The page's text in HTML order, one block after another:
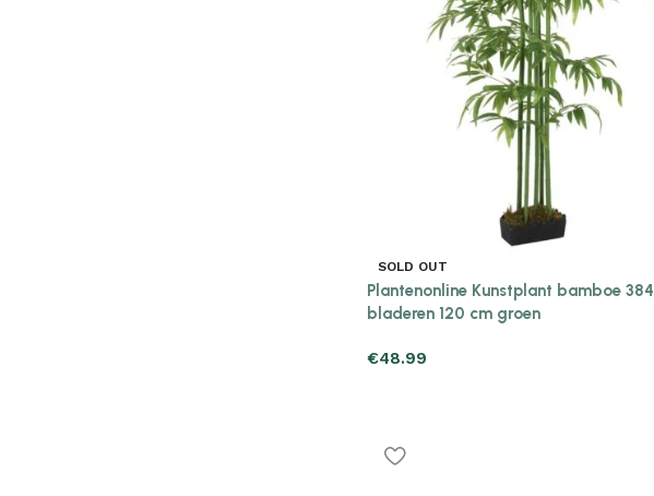
SOLD OUT
Plantenonline Kunstplant bamboe 384
bladeren 120 cm groen
€48.99